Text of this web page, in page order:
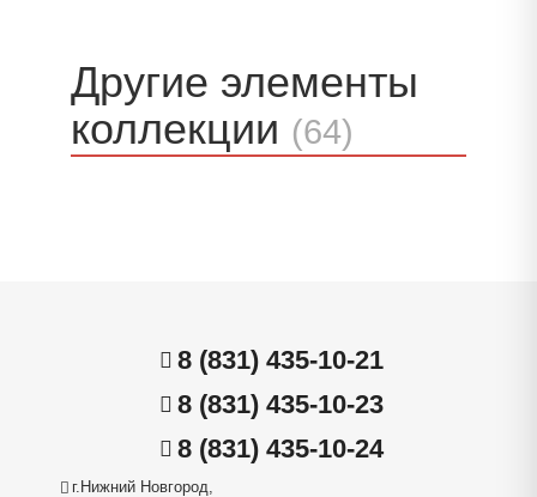
Другие элементы
коллекции (64)
8 (831) 435-10-21
8 (831) 435-10-23
8 (831) 435-10-24
г.Нижний Новгород,